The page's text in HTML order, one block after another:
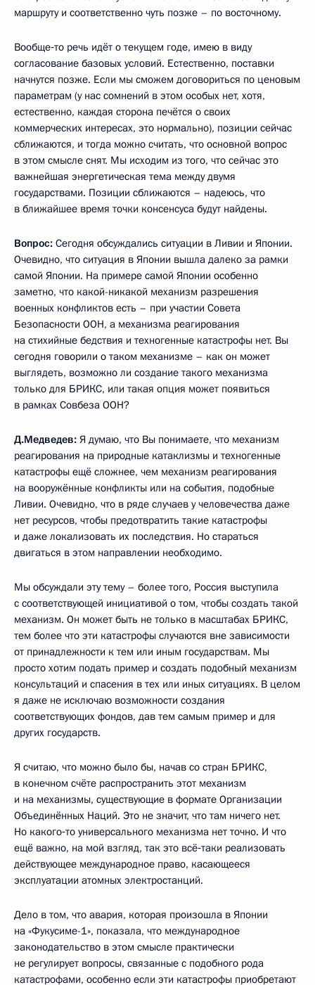
маршруту и соответственно чуть позже – по восточному.
Вообще‑то речь идёт о текущем годе, имею в виду
согласование базовых условий. Естественно, поставки
начнутся позже. Если мы сможем договориться по ценовым
параметрам (у нас сомнений в этом особых нет, хотя,
естественно, каждая сторона печётся о своих
коммерческих интересах, это нормально), позиции сейчас
сближаются, и тогда можно считать, что основной вопрос
в этом смысле снят. Мы исходим из того, что сейчас это
важнейшая энергетическая тема между двумя
государствами. Позиции сближаются – надеюсь, что
в ближайшее время точки консенсуса будут найдены.
Вопрос: Сегодня обсуждались ситуации в Ливии и Японии.
Очевидно, что ситуация в Японии вышла далеко за рамки
самой Японии. На примере самой Японии особенно
заметно, что какой-никакой механизм разрешения
военных конфликтов есть – при участии Совета
Безопасности ООН, а механизма реагирования
на стихийные бедствия и техногенные катастрофы нет. Вы
сегодня говорили о таком механизме – как он может
выглядеть, возможно ли создание такого механизма
только для БРИКС, или такая опция может появиться
в рамках Совбеза ООН?
Д.Медведев: Я думаю, что Вы понимаете, что механизм
реагирования на природные катаклизмы и техногенные
катастрофы ещё сложнее, чем механизм реагирования
на вооружённые конфликты или на события, подобные
Ливии. Очевидно, что в ряде случаев у человечества даже
нет ресурсов, чтобы предотвратить такие катастрофы
и даже локализовать их последствия. Но стараться
двигаться в этом направлении необходимо.
Мы обсуждали эту тему – более того, Россия выступила
с соответствующей инициативой о том, чтобы создать такой
механизм. Он может быть не только в масштабах БРИКС,
тем более что эти катастрофы случаются вне зависимости
от принадлежности к тем или иным государствам. Мы
просто хотим подать пример и создать подобный механизм
консультаций и спасения в тех или иных ситуациях. В целом
я даже не исключаю возможности создания
соответствующих фондов, дав тем самым пример и для
других государств.
Я считаю, что можно было бы, начав со стран БРИКС,
в конечном счёте распространить этот механизм
и на механизмы, существующие в формате Организации
Объединённых Наций. Это не значит, что там ничего нет.
Но какого‑то универсального механизма нет точно. И что
ещё важно, на мой взгляд, так это всё‑таки реализовать
действующее международное право, касающееся
эксплуатации атомных электростанций.
Дело в том, что авария, которая произошла в Японии
на «Фукусиме-1», показала, что международное
законодательство в этом смысле практически
не регулирует вопросы, связанные с подобного рода
катастрофами, особенно если эти катастрофы приобретают